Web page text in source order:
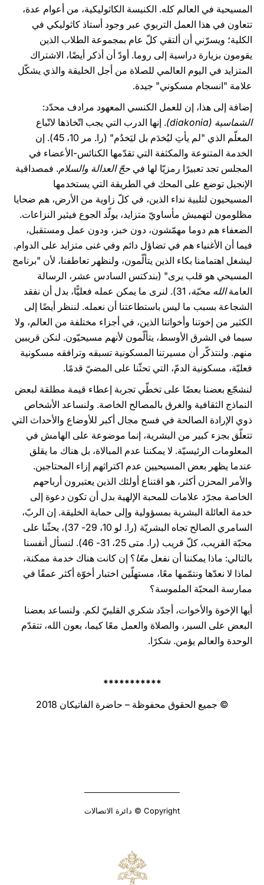
المسيحية في العالم كله. الكنيسة الكاثوليكية، من أعوام عدة،
تتعاون في هذا العمل التربوي عبر وجود أستاذ كاثوليكي في
الكلية؛ ويسرّني أن ألتقي كلّ عام بمجموعة الطلاب الذين
يقومون بزيارة دراسية إلى روما. أودّ أن أذكر أيضًا، الاشتراك
المتزايد في اليوم العالمي للصلاة من أجل الخليقة والذي يشكّل
علامة "انسجام مسكوني" جيدة.
إضافة إلى هذا، إن للعمل الكنسي المعهود مرادف محدّد:
الشماسية (diakonia)
. إنها الدرب التي يجب اتّخاذها لاتّباع
المعلّم الذي "لم يأتِ ليُخدَم بل ليَخدُم" (را. مر 10، 45). إن
الخدمة المتنوعة والمكثفة التي تقدّمها الكنائس-الأعضاء في
المجلس تجد تعبيرًا رمزيّا لها في حجّ العدالة والسلام. فمصداقية
الإنجيل توضع على المحك في الطريقة التي يستخدمها
المسيحيون لتلبية نداء الذين، في كلّ زاوية من الأرض، هم ضحايا
مظلومون لتهميش مأساويّ متزايد، يولّد الجوع فيثير النزاعات.
الضعفاء هم دوما مهمّشون، دون خبز، ودون عمل ومستقبل،
فيما أن الأغنياء هم في تضاؤل دائم وفي غنى متزايد على الدوام.
ليشغل اهتمامنا بكاء الذين يتألّمون، ولنظهر تعاطفنا، لأن "برنامج
المسيحي هو قلب يرى" (بندكتس السادس عشر، الرسالة
العامةالله محبّة
، 31). لنرى ما يمكن عمله فعليًّا، بدل أن نفقد
الشجاعة بسبب ما ليس باستطاعتنا أن نعمله. لننظر أيضًا إلى
الكثير من إخوتنا وأخواتنا الذين، في أجزاء مختلفة من العالم، ولا
سيما في الشرق الأوسط، يتألّمون لأنهم مسيحيّون. لنكن قريبين
منهم. ولنتذكّر أن مسيرتنا المسكونية تسبقه وترافقه مسكونية
فعليّة، مسكونية الدمّ، التي تحثّنا على المضيّ قدمًا.
لنشجّع بعضنا بعضًا على تخطّي تجربة إعطاء قيمة مطلقة لبعض
النماذج الثقافية والغرق بالمصالح الخاصة. ولنساعد الأشخاص
ذوي الإرادة الصالحة في فسح مجال أكبر للأوضاع والأحداث التي
تتعلّق بجزء كبير من البشرية، إنما موضوعة على الهامش في
المعلومات الرئيسيّة. لا يمكننا عدم المبالاة، بل هناك ما يقلق
عندما يظهر بعض المسيحيين عدم اكتراثهم إزاء المحتاجين.
والأمر المحزن أكثر، هو اقتناع أولئك الذين يعتبرون أرباحهم
الخاصة مجرّد علامات للمحبة الإلهية بدل أن تكون دعوة إلى
خدمة العائلة البشرية بمسؤولية وإلى حماية الخليقة. إن الربّ،
السامري الصالح تجاه البشريّة (را. لو 10، 29- 37)، يحثّنا على
محبّة القريب، كلّ قريب (را. متى 25، 31- 46). لنسأل أنفسنا
بالتالي: ماذا يمكننا أن نفعل معًا؟ إن كانت هناك خدمة ممكنة،
لماذا لا نعدّها ونتمّمها معًا، مستهلّين اختبار أخوّة أكثر عمقًا في
ممارسة المحبّة الملموسة؟
أيها الإخوة والأخوات، أجدّد شكري القلبيّ لكم. ولنساعد بعضنا
البعض على السير، والصلاة والعمل معًا كيما، بعون الله، تتقدّم
الوحدة والعالم يؤمن. شكرًا.
***********
© جميع الحقوق محفوظة – حاضرة الفاتيكان 2018
Copyright © دائرة الاتصالات